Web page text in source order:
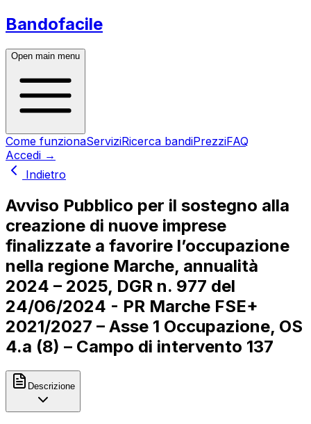
Bandofacile
Open main menu
Come funzionaServiziRicerca bandiPrezziFAQ
Accedi →
Indietro
Avviso Pubblico per il sostegno alla
creazione di nuove imprese
finalizzate a favorire l’occupazione
nella regione Marche, annualità
2024 – 2025, DGR n. 977 del
24/06/2024 - PR Marche FSE+
2021/2027 – Asse 1 Occupazione, OS
4.a (8) – Campo di intervento 137
Descrizione